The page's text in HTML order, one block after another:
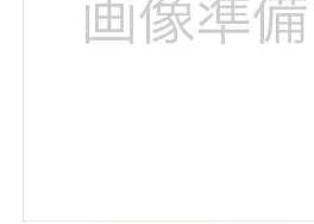
閲覧履歴